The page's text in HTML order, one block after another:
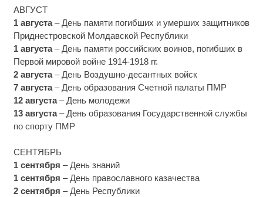
АВГУСТ
1 августа– День памяти погибших и умерших защитников
Приднестровской Молдавской Республики
1 августа– День памяти российских воинов, погибших в
Первой мировой войне 1914-1918 гг.
2 августа– День Воздушно-десантных войск
7 августа– День образования Счетной палаты ПМР
12 августа– День молодежи
13 августа– День образования Государственной службы
по спорту ПМР
СЕНТЯБРЬ
1 сентября – День знаний
1 сентября – День православного казачества
2 сентября – День Республики